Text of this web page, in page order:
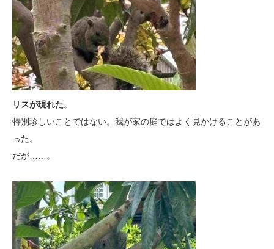
リスが現れた。
特別珍しいことではない。我が家の庭ではよく見かけることがあ
った。
だが……。